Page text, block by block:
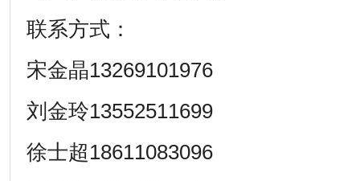
联系方式：
宋金晶13269101976
刘金玲13552511699
徐士超18611083096